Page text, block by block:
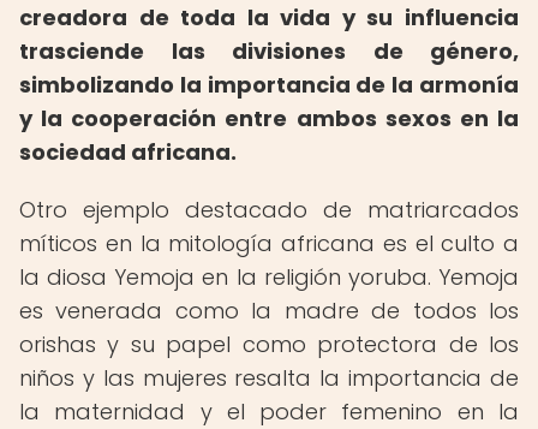
creadora de toda la vida y su influencia
trasciende las divisiones de género,
simbolizando la importancia de la armonía
y la cooperación entre ambos sexos en la
sociedad africana.
Otro ejemplo destacado de matriarcados
míticos en la mitología africana es el culto a
la diosa Yemoja en la religión yoruba. Yemoja
es venerada como la madre de todos los
orishas y su papel como protectora de los
niños y las mujeres resalta la importancia de
la maternidad y el poder femenino en la